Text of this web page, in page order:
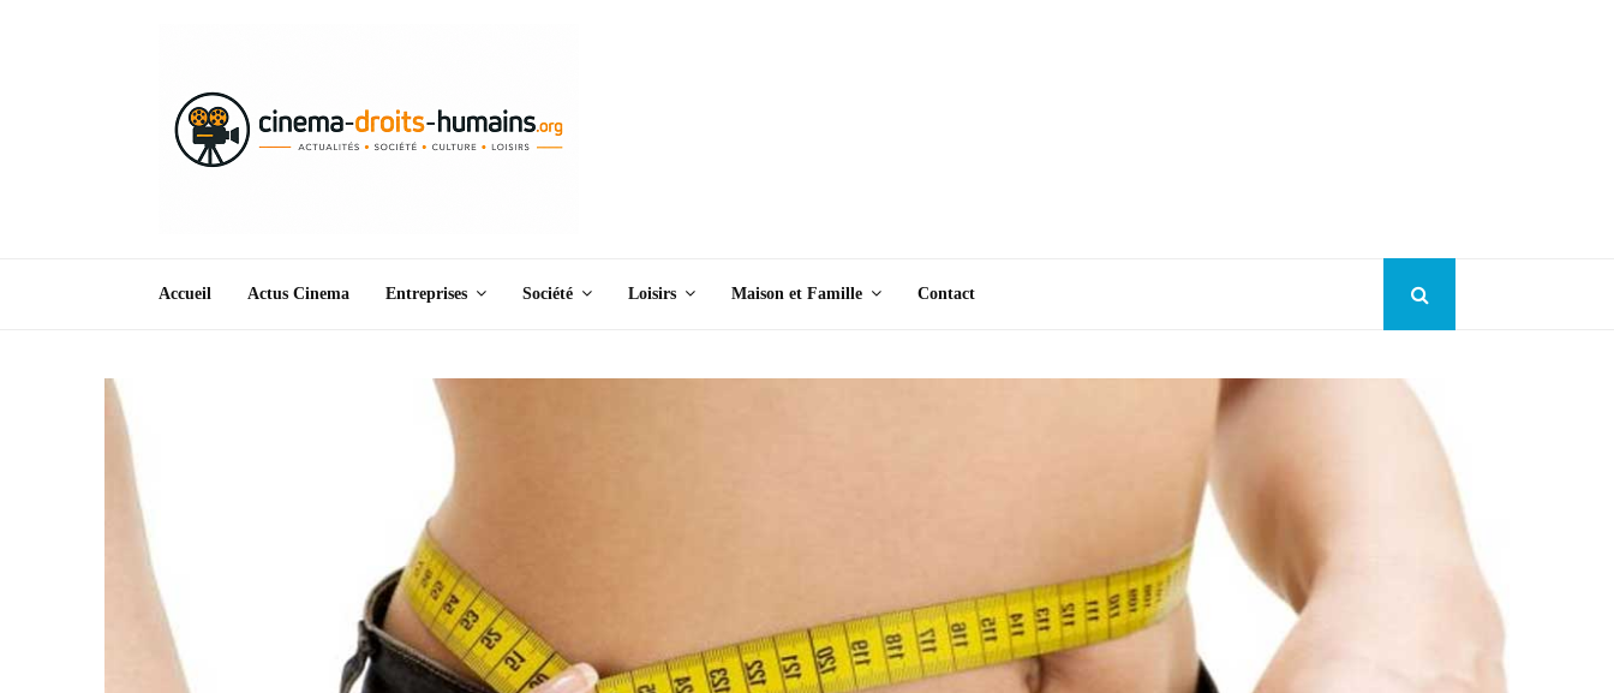
Accueil Actus Cinema Entreprises Société Loisirs Maison et Famille Contact